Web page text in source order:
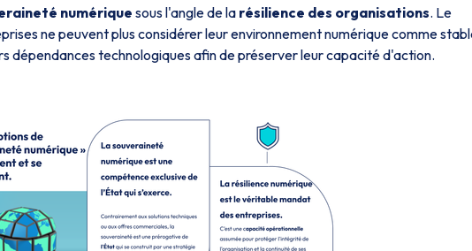
numérique sous l'angle de la résilience des organisations. Le
ne peuvent plus considérer leur environnement numérique comme
dépendances technologiques afin de préserver leur capacité d'action.